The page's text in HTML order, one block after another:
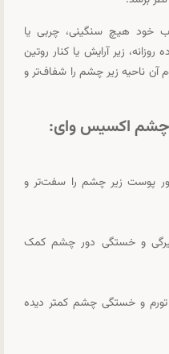
خود هیچ سنگینی، چربی یا
زیر آرایش یا کنار روتین
ناحیه زیر چشم را شفاف‌تر و
چشم اکسیس وای:
پوست زیر چشم را سفت‌تر و
و خستگی دور چشم کمک
و خستگی چشم کمتر دیده